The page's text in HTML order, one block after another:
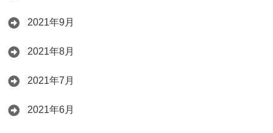
2021年9月
2021年8月
2021年7月
2021年6月